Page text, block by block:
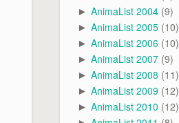
► AnimaList 2004(9)
► AnimaList 2005(10)
► AnimaList 2006(10)
► AnimaList 2007(9)
► AnimaList 2008 (11)
► AnimaList 2009(12)
► AnimaList 2010 (12)